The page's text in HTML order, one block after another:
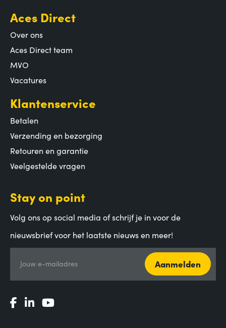
Aces Direct
Over ons
Aces Direct team
MVO
Vacatures
Klantenservice
Betalen
Verzending en bezorging
Retouren en garantie
Veelgestelde vragen
Stay on point
Volg ons op social media of schrijf je in voor de
nieuwsbrief voor het laatste nieuws en meer!
Jouw e-mailadres Aanmelden